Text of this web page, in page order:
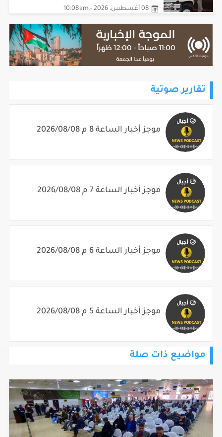
08 أغسطس، 2026 - 10:08am
تقارير صوتية
موجز أخبار الساعة 8 م 2026/08/08
موجز أخبار الساعة 7 م 2026/08/08
موجز أخبار الساعة 6 م 2026/08/08
موجز أخبار الساعة 5 م 2026/08/08
مواضيع ذات صلة